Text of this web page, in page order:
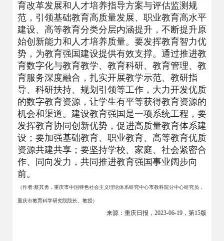
育改革发展和人才培养指导方案与评估监测规
范，引领基础教育高质量发展、职业教育高水平
建设、高等教育分类分层内涵提升，不断提升原
始创新能力和人才培养质量。要发挥教育智力优
势，为教育强国建设提供有效支撑。通过推进教
育数字化与教育教学、教育科研、教育管理、教
育服务深度融合，扎实开展教学示范、教研指
导、科研扶持、规划引领等工作，大力开发优质
的数字教育资源，让学生有平等获得教育资源的
机会和渠道。建设教育强国是一项系统工程，要
发挥教育协同创新优势，促进高质量教育体系建
设；要加强基础教育、职业教育、高等教育优质
资源共建共享；要坚持学校、家庭、社会紧密合
作、同向发力，共同推进教育强国事业阔步向
前。
（作者:蔡其勇，重庆市中国特色社会主义理论体系研究中心市教科院分中心研究员，
重庆市教育科学研究院院长、教授）
来源：重庆日报，2023-06-19，第15版